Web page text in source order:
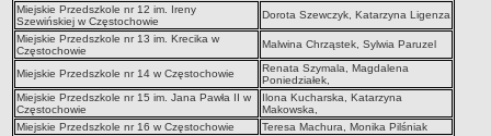
Ogłoszenie
Zarządzenia
Kontrole
Rejestry, ewidencje, archiwa
Sprawozdania
Miejskie Przedszkole nr 12 im. Ireny
Szewińskiej w Częstochowie
Dorota Szewczyk, Katarzyna Ligenza
Miejskie Przedszkole nr 13 im. Krecika w
Częstochowie
Malwina Chrząstek, Sylwia Paruzel
Miejskie Przedszkole nr 14 w Częstochowie
Renata Szymala, Magdalena
Poniedziałek,
Miejskie Przedszkole nr 15 im. Jana Pawła II w
Częstochowie
Ilona Kucharska, Katarzyna
Makowska,
Miejskie Przedszkole nr 16 w Częstochowie
Teresa Machura, Monika Pilśniak